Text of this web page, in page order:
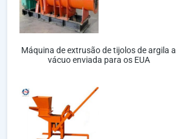
Máquina de extrusão de tijolos de argila a
vácuo enviada para os EUA